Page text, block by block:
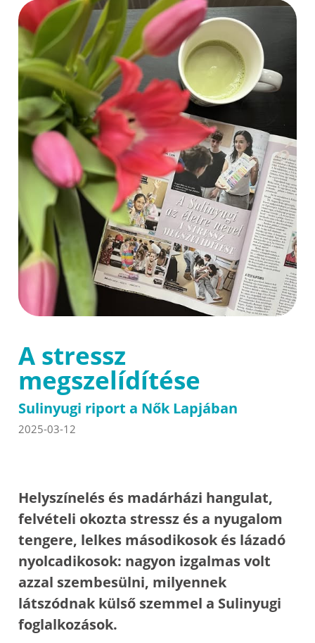
A stressz
megszelídítése
Sulinyugi riport a Nők Lapjában
2025-03-12
Helyszínelés és madárházi hangulat,
felvételi okozta stressz és a nyugalom
tengere, lelkes másodikosok és lázadó
nyolcadikosok: nagyon izgalmas volt
azzal szembesülni, milyennek
látszódnak külső szemmel a Sulinyugi
foglalkozások.